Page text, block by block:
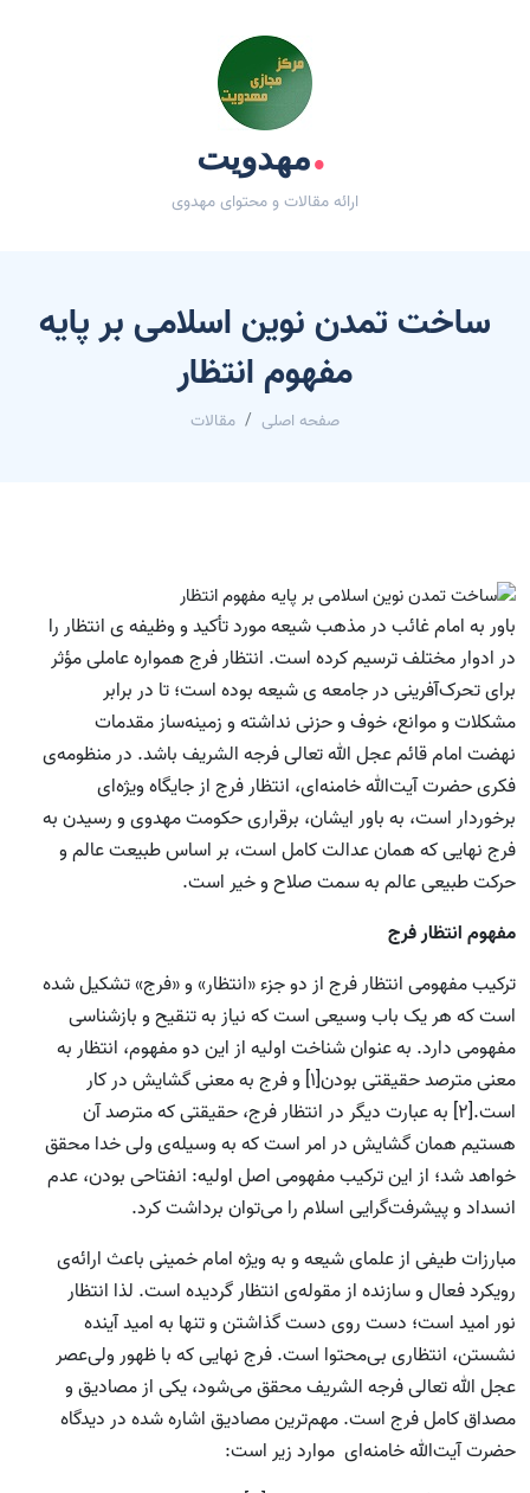
.مهدویت
ارائه مقالات و محتوای مهدوی
ساخت تمدن نوین اسلامی بر پایه
مفهوم انتظار
صفحه اصلی مقالات
باور به امام غائب در مذهب شیعه مورد تأکید و وظیفه ‌ی انتظار را
در ادوار مختلف ترسیم کرده است. انتظار فرج همواره عاملی مؤثر
برای تحرک‌آفرینی در جامعه ‌ی شیعه بوده است؛ تا در برابر
مشکلات و موانع، خوف و حزنی نداشته و زمینه‌ساز مقدمات
نهضت امام قائم عجل الله تعالی فرجه الشریف باشد. در منظومه‌ی
فکری حضرت آیت‌الله خامنه‌ای، انتظار فرج از جایگاه ویژه‌ای
برخوردار است، به باور ایشان، برقراری حکومت مهدوی و رسیدن به
فرج نهایی که همان عدالت کامل است، بر اساس طبیعت عالم و
حرکت طبیعی عالم به سمت صلاح و خیر است.
مفهوم انتظار فرج
ترکیب مفهومی انتظار فرج از دو جزء «انتظار» و «فرج» تشکیل شده
است که هر یک باب وسیعی است که نیاز به تنقیح و بازشناسی
مفهومی دارد. به عنوان شناخت اولیه از این دو مفهوم، انتظار به
معنی مترصد حقیقتی بودن[1] و فرج به معنی گشایش در کار
است.[2] به عبارت دیگر در انتظار فرج، حقیقتی که مترصد آن
هستیم همان گشایش در امر است که به وسیله‌ی ولی خدا محقق
خواهد شد؛ از این ترکیب مفهومی اصل اولیه: انفتاحی بودن، عدم
انسداد و پیشرفت‌گرایی اسلام را می‌توان برداشت کرد.
مبارزات طیفی از علمای شیعه و به ویژه امام خمینی باعث ارائه‌ی
رویکرد فعال و سازنده از مقوله‌ی انتظار گردیده است. لذا انتظار
نور امید است؛ دست روی دست گذاشتن و تنها به امید آینده
نشستن، انتظاری بی‌محتوا است. فرج نهایی که با ظهور ولی‌عصر
عجل الله تعالی فرجه الشریف محقق می‌شود، یکی از مصادیق و
مصداق کامل فرج است. مهم‌ترین مصادیق اشاره شده در دیدگاه
حضرت آیت‌الله خامنه‌ای موارد زیر است: